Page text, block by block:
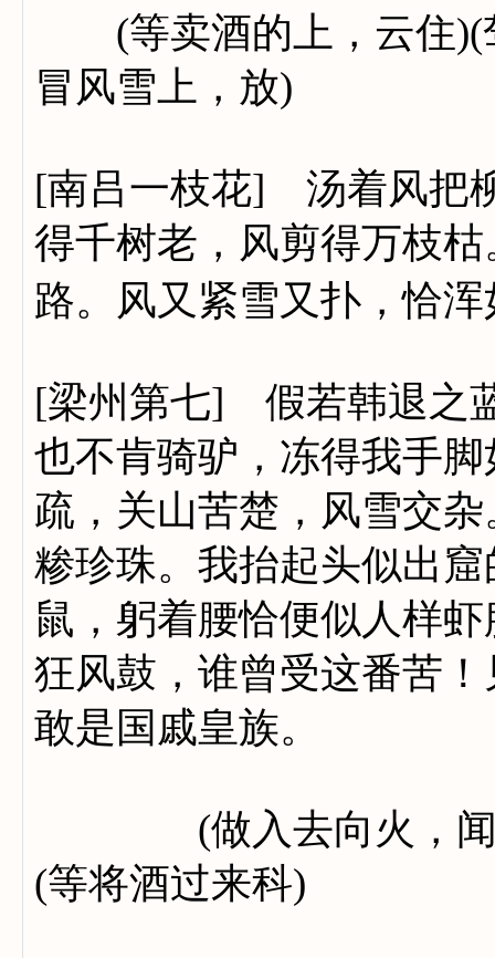
(等卖酒的上，云住)(
冒风雪上，放)
[南吕一枝花] 汤着风把
得千树老，风剪得万枝
路。风又紧雪又扑，恰
[梁州第七] 假若韩退之
也不肯骑驴，冻得我手
疏，关山苦楚，风雪交
糁珍珠。我抬起头似出
鼠，躬着腰恰便似人样
狂风鼓，谁曾受这番苦
敢是国戚皇族。
(做入去向火，闻得
(等将酒过来科)